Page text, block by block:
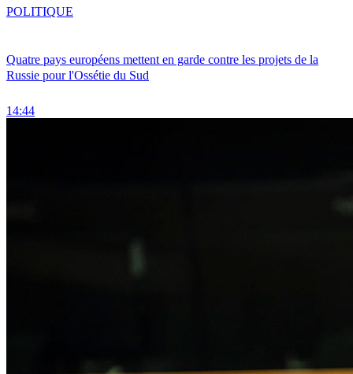
Quatre pays européens mettent en garde contre les projets de la
Russie pour l'Ossétie du Sud
14:44
POLITIQUE